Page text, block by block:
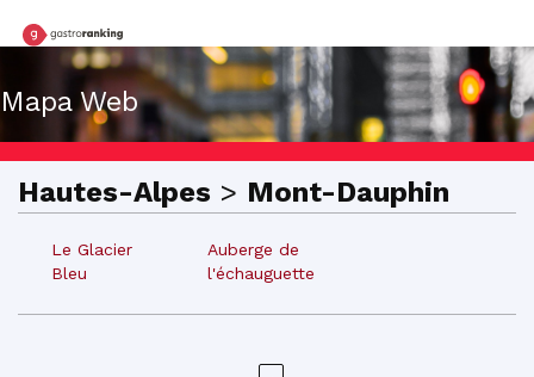
Mapa Web
Hautes-Alpes > Mont-Dauphin
Le Glacier
Bleu
Auberge de
l'échauguette